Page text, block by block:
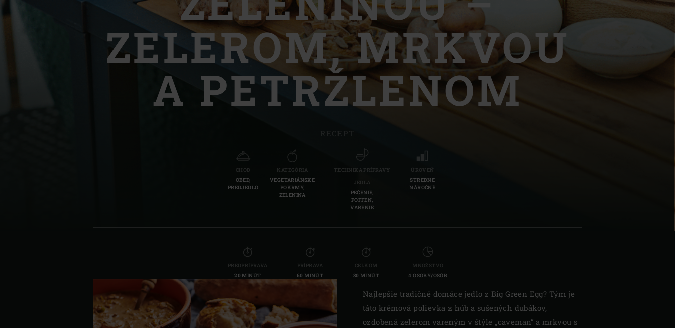
Denmark | Danmark
Estonia | Eesti
Finland | Suomi
France | France
Germany | Deutschland
Slovenia | Slovenija
Spain | España
Sweden | Sverige
Switzerland (French) | Schweiz (Français)
Switzerland | Schweiz
ZELEROM, MRKVOU
A PETRŽLENOM
CHOD
OBED,
PREDJEDLO
KATEGÓRIA
VEGETARIÁNSKE
POKRMY,
ZELENINA
TECHNIKA PRÍPRAVY
JEDLA
PEČENIE,
POFFEN,
VARENIE
ÚROVEŇ
STREDNE
NÁROČNÉ
PREDPRÍPRAVA
20 MINÚT
PRÍPRAVA
60 MINÚT
CELKOM
80 MINÚT
MNOŽSTVO
4 OSOBY/OSÔB
Najlepšie tradičné domáce jedlo z Big Green Egg? Tým je
táto krémová polievka z húb a sušených dubákov,
ozdobená zelerom vareným v štýle „caveman“ a mrkvou s